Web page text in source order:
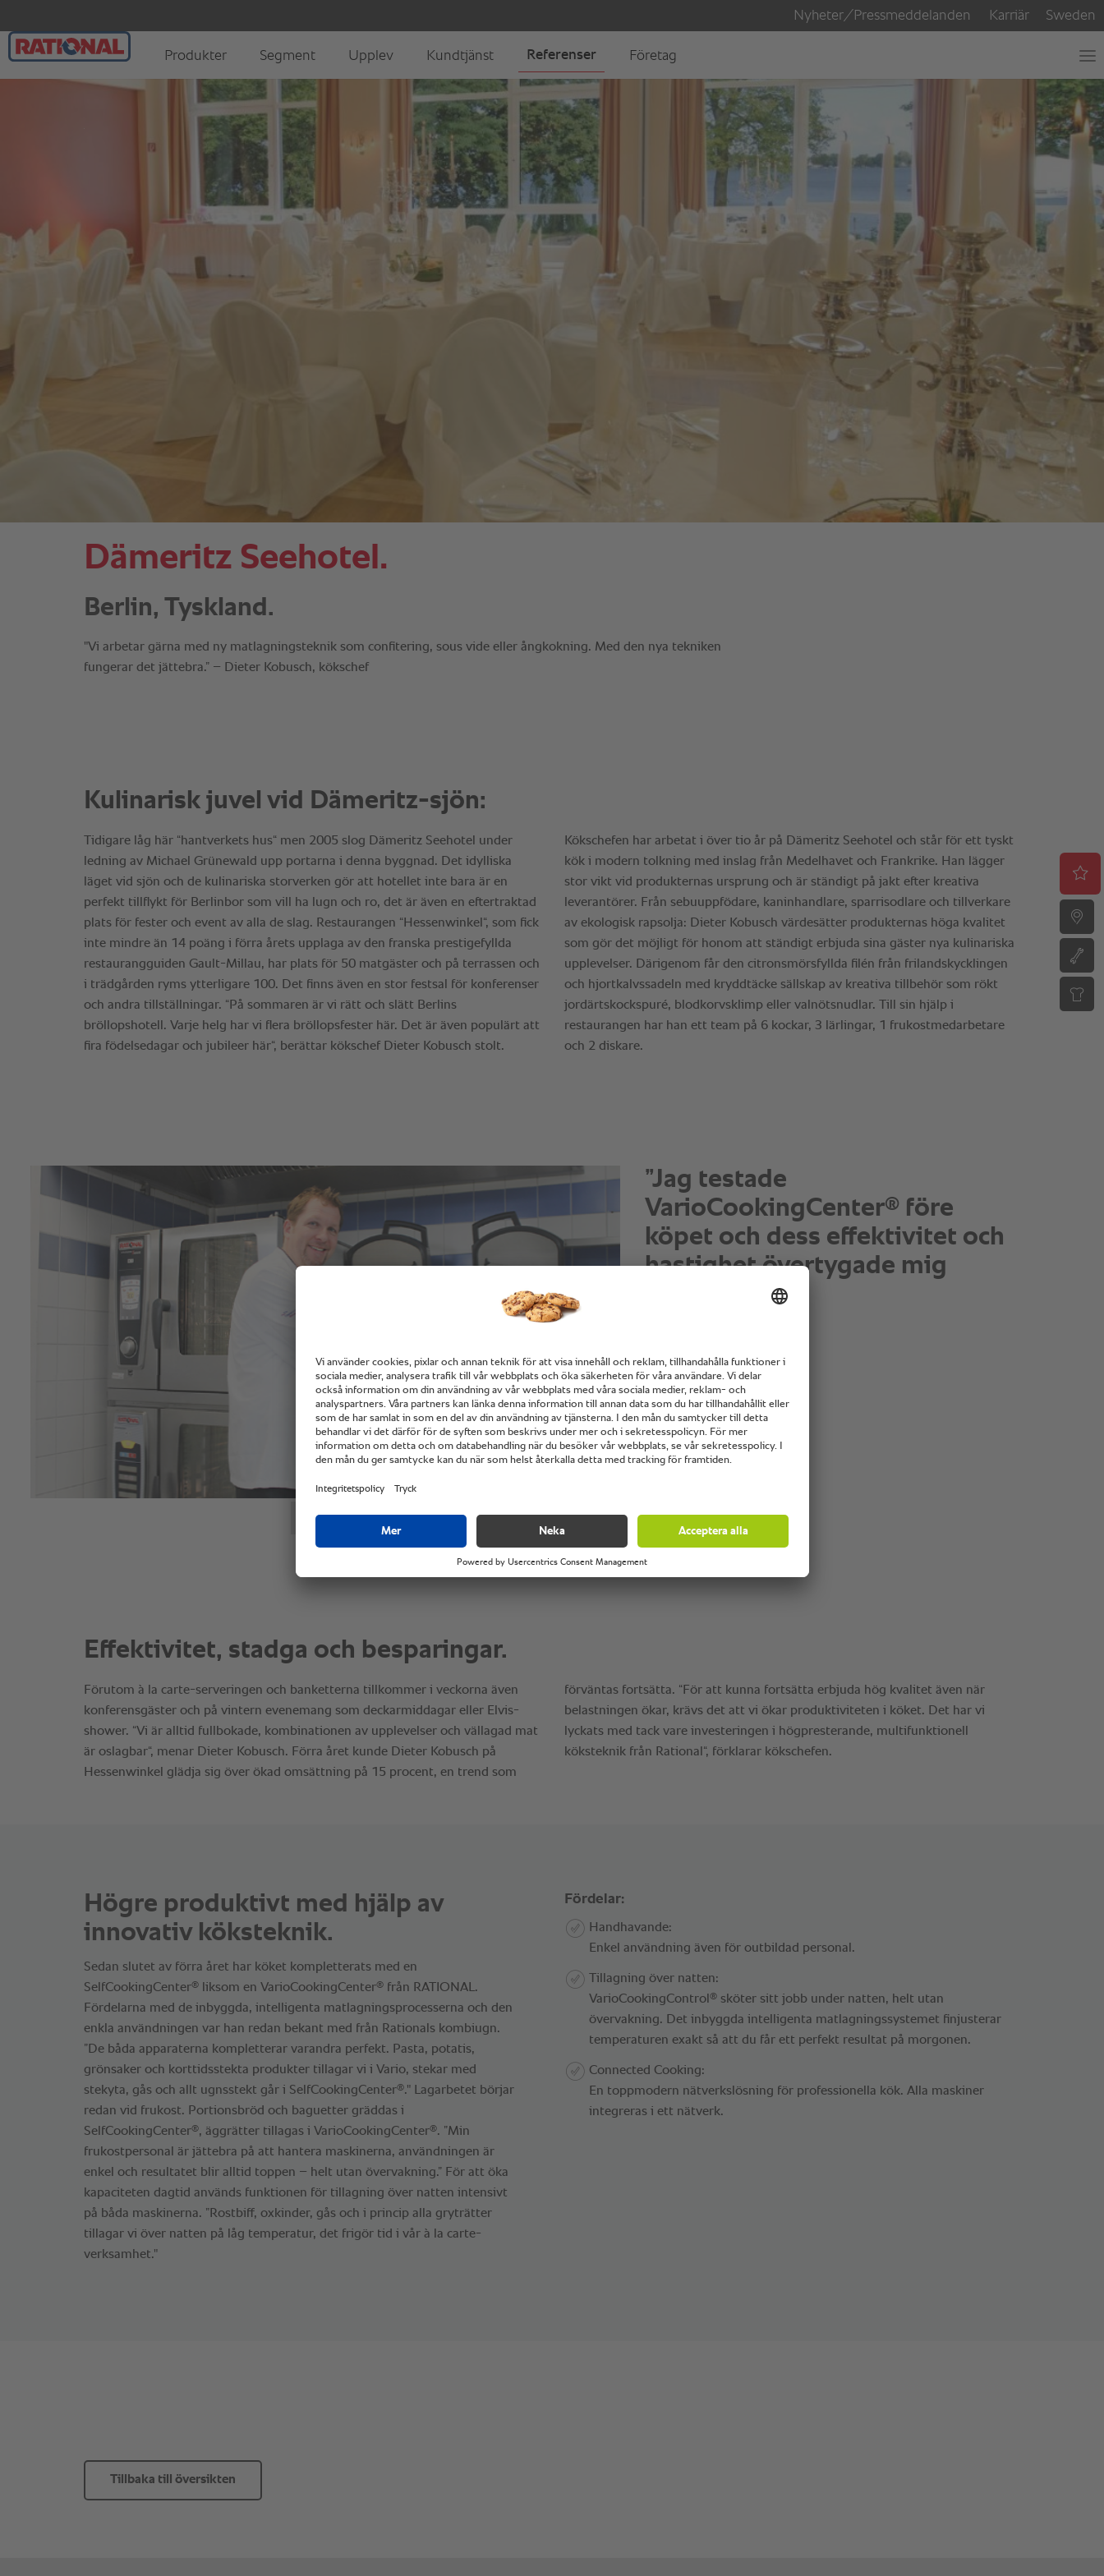
Dämeritz Seehotel.
Berlin, Tyskland.
"Vi arbetar gärna med ny matlagningsteknik som confitering, sous vide eller ångkokning. Med den nya tekniken
fungerar det jättebra.” – Dieter Kobusch, kökschef
”Rostbiff, oxkinder, gås och i
princip alla gryträtter tillagar vi
över natten på låg temperatur
vilket frigör tid för vår à la carte-
Högre produktivt med hjälp av
innovativ köksteknik.
Sedan slutet av förra året har köket kompletterats med en
SelfCookingCenter® liksom en VarioCookingCenter® från RATIONAL.
Fördelarna med de inbyggda, intelligenta matlagningsprocesserna och den
enkla användningen var han redan bekant med från Rationals kombiugn.
”De båda apparaterna kompletterar varandra perfekt. Pasta, potatis,
grönsaker och korttidsstekta produkter tillagar vi i Vario, stekar med
stekyta, gås och allt ugnsstekt går i SelfCookingCenter®." Lagarbetet börjar
redan vid frukost. Portionsbröd och baguetter gräddas i
SelfCookingCenter®, äggrätter tillagas i VarioCookingCenter®. ”Min
frukostpersonal är jättebra på att hantera maskinerna, användningen är
enkel och resultatet blir alltid toppen – helt utan övervakning.” För att öka
kapaciteten dagtid används funktionen för tillagning över natten intensivt
på båda maskinerna. ”Rostbiff, oxkinder, gås och i princip alla gryträtter
tillagar vi över natten på låg temperatur, det frigör tid i vår à la carte-
verksamhet."
Fördelar:
Handhavande:
Enkel användning även för outbildad personal.
Tillagning över natten:
VarioCookingControl ® sköter sitt jobb under natten, helt utan
övervakning. Det inbyggda intelligenta matlagningssystemet finjusterar
temperaturen exakt så att du får ett perfekt resultat på morgonen.
Connected Cooking:
En toppmodern nätverkslösning för professionella kök. Alla maskiner
integreras i ett nätverk.
Tillbaka till översikten